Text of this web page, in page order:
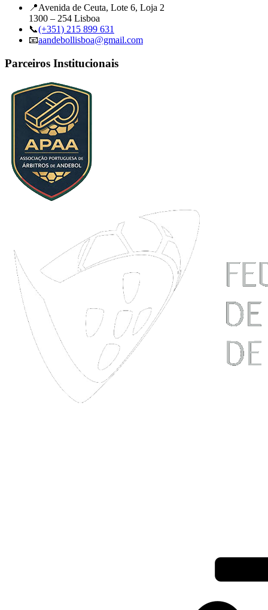
📍Avenida de Ceuta, Lote 6, Loja 2
1300 – 254 Lisboa
📞(+351) 215 899 631
📧aandebollisboa@gmail.com
Parceiros Institucionais